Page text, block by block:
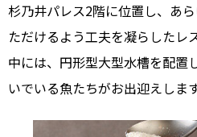
杉乃井パレス2階に位置し、あ
ただけるよう工夫を凝らしたレ
中には、円形型大型水槽を配置
いでいる魚たちがお出迎えします